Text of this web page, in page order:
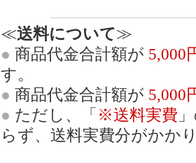
≪送料について≫
● 商品代金合計額が 5,000
す。
● 商品代金合計額が 5,000
● ただし、「 ※送料実費
らず、送料実費分がかか